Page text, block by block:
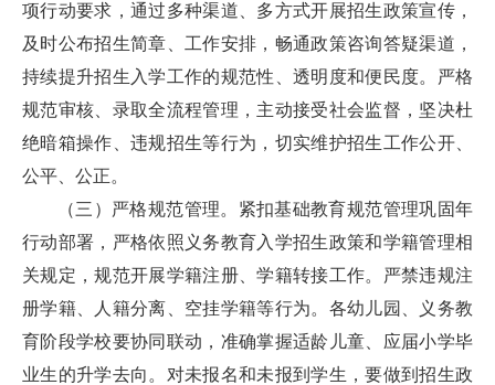
项行动要求，通过多种渠道、多方式开展招生政策宣传，
及时公布招生简章、工作安排，畅通政策咨询答疑渠道，
持续提升招生入学工作的规范性、透明度和便民度。严格
规范审核、录取全流程管理，主动接受社会监督，坚决杜
绝暗箱操作、违规招生等行为，切实维护招生工作公开、
公平、公正。
（三）严格规范管理。紧扣基础教育规范管理巩固年
行动部署，严格依照义务教育入学招生政策和学籍管理相
关规定，规范开展学籍注册、学籍转接工作。严禁违规注
册学籍、人籍分离、空挂学籍等行为。各幼儿园、义务教
育阶段学校要协同联动，准确掌握适龄儿童、应届小学毕
业生的升学去向。对未报名和未报到学生，要做到招生政